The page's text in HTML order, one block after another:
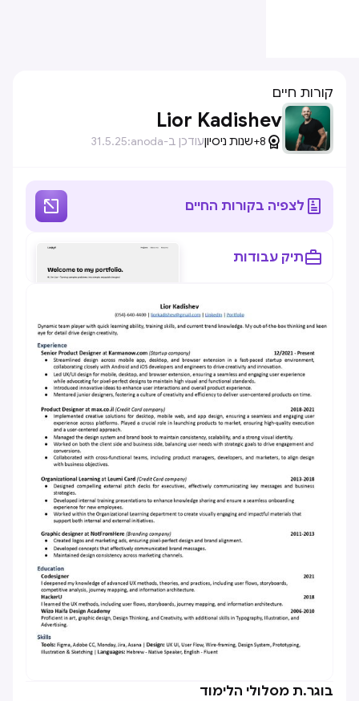
קורות חיים
Lior Kadishev

8+ שנות ניסיוןעודכן ב-anoda: 31.5.25
 לצפיה בקורות החיים 
תיק עבודות
בוגר.ת מסלולי הלימוד